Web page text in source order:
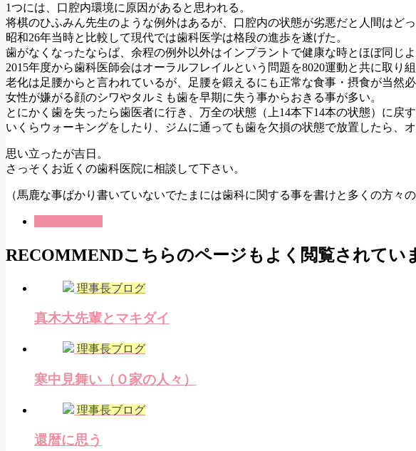
1つには、口腔内環境に原因があると思われる。
将棋のひふみん先生のような例外はあるが、口腔内の状態が劣悪だと人間はどっ
昭和26年当時と比較して現代では歯科医学は格段の進歩を遂げた。
歯がなくなったならば、余程の例外以外はインプラントで健康な時とほぼ同じ
2015年度から歯科医師会はオーラルフレイルという問題を8020運動と共に取り組
老化は足腰からと言われているが、足腰を鍛えるにも正常な食事・摂食が当然
女性が嫌がる顔のシワやタルミも歯を早期に失う事からおきる事が多い。
とにかく歯を失ったら歯医者に行き、万全の状態（上14本下14本の状態）に戻す
いくらウォーキングをしたり、ジムに通っても歯を欠損の状態で放置したら、
思い立ったが吉日。
さっそくお近くの歯科医院に相談して下さい。
（馬鹿な事ばかり書いていないでたまには歯科に関する事を書けと多くの方々
RECOMMENDこちらのページもよく閲覧されてい
理事長ブログ
真木大先輩とマキダイ
理事長ブログ
寒中見舞い（Ｏ家の人々）
理事長ブログ
還暦に思う